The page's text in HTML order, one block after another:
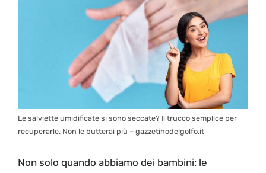
Le salviette umidificate si sono seccate? Il trucco semplice per
recuperarle. Non le butterai più – gazzetinodelgolfo.it
Non solo quando abbiamo dei bambini: le